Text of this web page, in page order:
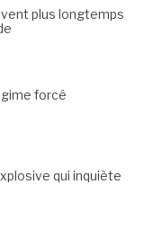
plus longtemps
forcé
qui inquiète